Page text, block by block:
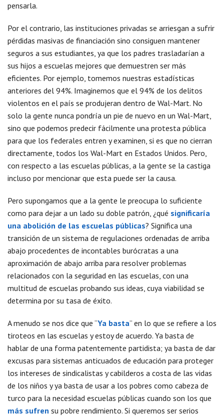
pensarla.
Por el contrario, las instituciones privadas se arriesgan a sufrir
pérdidas masivas de financiación sino consiguen mantener
seguros a sus estudiantes, ya que los padres trasladarían a
sus hijos a escuelas mejores que demuestren ser más
eficientes. Por ejemplo, tomemos nuestras estadísticas
anteriores del 94%. Imaginemos que el 94% de los delitos
violentos en el país se produjeran dentro de Wal-Mart. No
solo la gente nunca pondría un pie de nuevo en un Wal-Mart,
sino que podemos predecir fácilmente una protesta pública
para que los federales entren y examinen, si es que no cierran
directamente, todos los Wal-Mart en Estados Unidos. Pero,
con respecto a las escuelas públicas, a la gente se la castiga
incluso por mencionar que esta puede ser la causa.
Pero supongamos que a la gente le preocupa lo suficiente
como para dejar a un lado su doble patrón, ¿qué significaría
una abolición de las escuelas públicas? Significa una
transición de un sistema de regulaciones ordenadas de arriba
abajo procedentes de incontables burócratas a una
aproximación de abajo arriba para resolver problemas
relacionados con la seguridad en las escuelas, con una
multitud de escuelas probando sus ideas, cuya viabilidad se
determina por su tasa de éxito.
A menudo se nos dice que “Ya basta” en lo que se refiere a los
tiroteos en las escuelas y estoy de acuerdo. Ya basta de
hablar de una forma patentemente partidista; ya basta de dar
excusas para sistemas anticuados de educación para proteger
los intereses de sindicalistas y cabilderos a costa de las vidas
de los niños y ya basta de usar a los pobres como cabeza de
turco para la necesidad escuelas públicas cuando son los que
más sufren su pobre rendimiento. Si queremos ser serios